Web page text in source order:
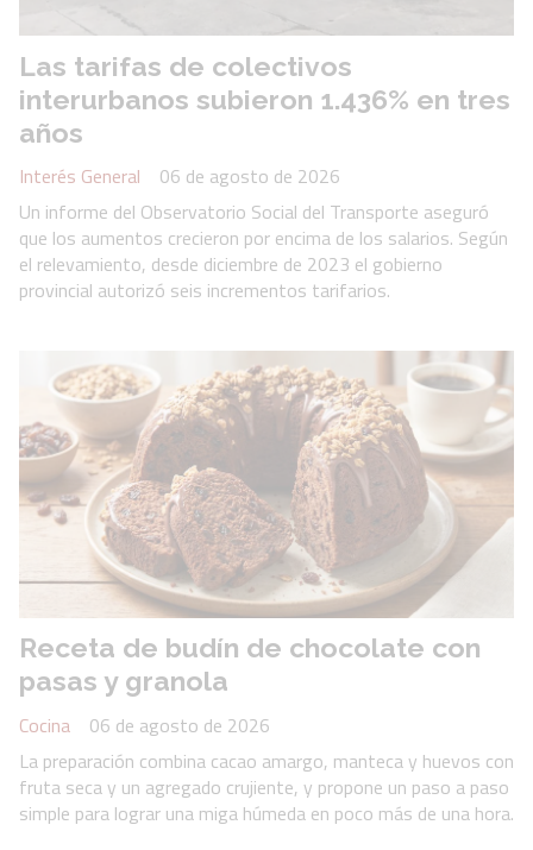
Las tarifas de colectivos
interurbanos subieron 1.436% en tres
años
Interés General
06 de agosto de 2026
Un informe del Observatorio Social del Transporte aseguró
que los aumentos crecieron por encima de los salarios. Según
el relevamiento, desde diciembre de 2023 el gobierno
provincial autorizó seis incrementos tarifarios.
Receta de budín de chocolate con
pasas y granola
Cocina
06 de agosto de 2026
La preparación combina cacao amargo, manteca y huevos con
fruta seca y un agregado crujiente, y propone un paso a paso
simple para lograr una miga húmeda en poco más de una hora.